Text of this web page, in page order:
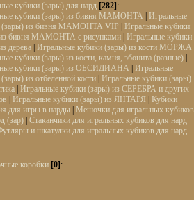
кубики (зары) для нард [282] :
кубики (зары) из бивня МАМОНТА
Игральные
(зары) из бивня МАМОНТА VIP
Игральные кубики
бивня МАМОНТА с рисунками Игральные кубики
дерева Игральные кубики (зары) из кости МОРЖА
кубики (зары) из кости, камня, эбонита (разные)
кубики (зары) из ОБСИДИАНА
Игральные
из отбеленной кости Игральные кубики (зары)
Игральные кубики (зары) из СЕРЕБРА и других
Игральные кубики (зары) из ЯНТАРЯ Кубики
для игры в нарды Мешочки для игральных кубиков
(зар) Стаканчики для игральных кубиков для нард
и шкатулки для игральных кубиков для нард
коробки [0] :